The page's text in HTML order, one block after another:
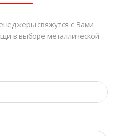
свяжутся с Вами
в выборе металлической